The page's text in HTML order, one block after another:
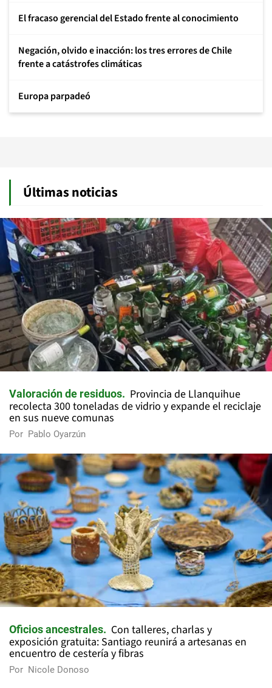
El fracaso gerencial del Estado frente al conocimiento
Negación, olvido e inacción: los tres errores de Chile
frente a catástrofes climáticas
Europa parpadeó
Últimas noticias
Valoración de residuos
Provincia de Llanquihue
recolecta 300 toneladas de vidrio y expande el reciclaje
en sus nueve comunas
Por Pablo Oyarzún
Oficios ancestrales
Con talleres, charlas y
exposición gratuita: Santiago reunirá a artesanas en
encuentro de cestería y fibras
Por Nicole Donoso